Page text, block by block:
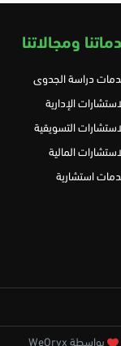
ومجالاتنا
دراسة الجدوى
الإدارية
التسويقية
المالية
استشارية
بواسطة WeOryx